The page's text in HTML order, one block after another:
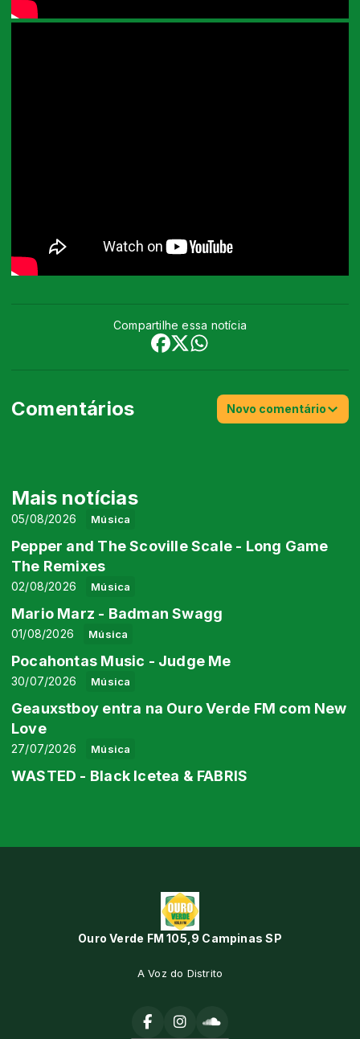
Compartilhe essa notícia
Comentários Novo comentário
Mais notícias
Música
05/08/2026
Pepper and The Scoville Scale - Long Game
The Remixes
Música
02/08/2026
Mario Marz - Badman Swagg
Música
01/08/2026
Pocahontas Music - Judge Me
Música
30/07/2026
Geauxstboy entra na Ouro Verde FM com New
Love
Música
27/07/2026
WASTED - Black Icetea & FABRIS
Ouro Verde FM 105,9 Campinas SP
A Voz do Distrito